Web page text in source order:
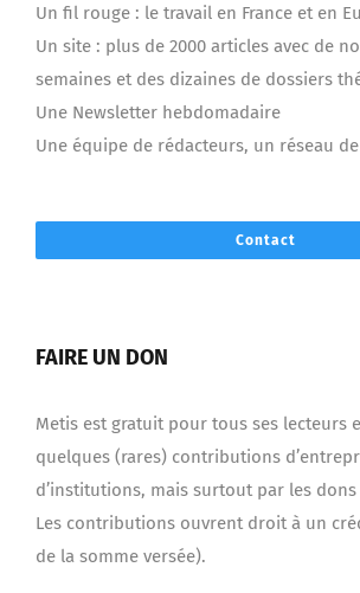
Un fil rouge : le travail en France et en
Un site : plus de 2000 articles avec de
semaines et des dizaines de dossiers
Une Newsletter hebdomadaire
Une équipe de rédacteurs, un réseau
Contact
FAIRE UN DON
Metis est gratuit pour tous ses lecteurs
quelques (rares) contributions
d’institutions, mais surtout par les dons
Les contributions ouvrent droit à un
de la somme versée).